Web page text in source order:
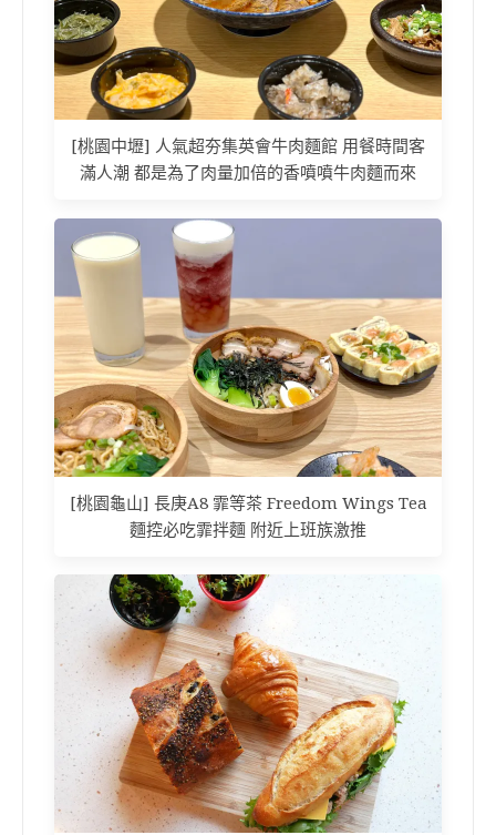
[桃園中壢] 人氣超夯集英會牛肉麵館 用餐時間客
滿人潮 都是為了肉量加倍的香噴噴牛肉麵而來
[桃園龜山] 長庚A8 霏等茶 Freedom Wings Tea
麵控必吃霏拌麵 附近上班族激推